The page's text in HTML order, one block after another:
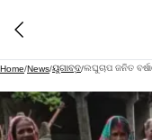
Home/News/ୟୁଗାବ୍ଦ/ଲଘୁଚାପ ଜନିତ